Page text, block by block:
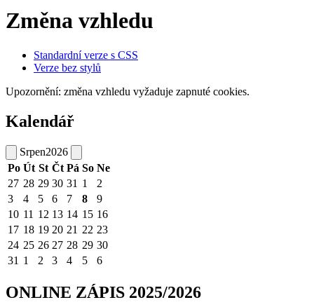
Změna vzhledu
Standardní verze s CSS
Verze bez stylů
Upozornění: změna vzhledu vyžaduje zapnuté cookies.
Kalendář
Srpen2026
Po Út St Čt Pá So Ne
27 28 29 30 31 1
2
3
4 5 6 7 8
9
10 11 12 13 14 15 16
17 18 19 20 21 22 23
24 25 26 27 28 29 30
31 1 2 3 4 5 6
ONLINE ZÁPIS 2025/2026